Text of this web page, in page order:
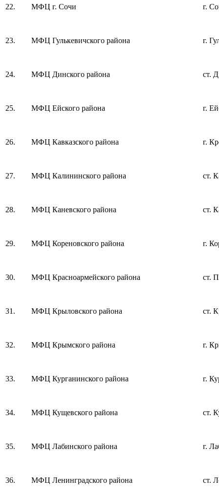
22. МФЦ г. Сочи г.
23. МФЦ Гулькевичского района г.
24. МФЦ Динского района ст.
25. МФЦ Ейского района г.
26. МФЦ Кавказского района г.
27. МФЦ Калининского района ст.
28. МФЦ Каневского района ст.
29. МФЦ Кореновского района г.
30. МФЦ Красноармейского района ст.
31. МФЦ Крыловского района ст.
32. МФЦ Крымского района г.
33. МФЦ Курганинского района г.
34. МФЦ Кущевского района ст.
35. МФЦ Лабинского района г.
36. МФЦ Ленинградского района ст.